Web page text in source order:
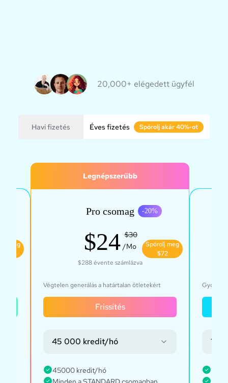
20,000+ elégedett ügyfél
Havi fizetés Éves fizetés Spórolj akár 40%-ot
meg
Legnépszerűbb
Pro csomag -20%
$24 $30
/Mo
Spórolj meg
$72
$288 évente számlázva
Végtelen generálás a határtalan ötletekért
Frissítés
45 000 kredit/hó
45000 kredit/hó
Gyors,
135